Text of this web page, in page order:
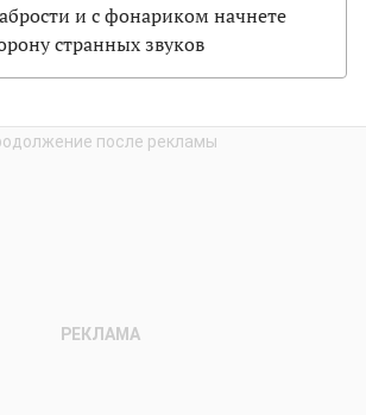
и с фонариком начнете
странных звуков